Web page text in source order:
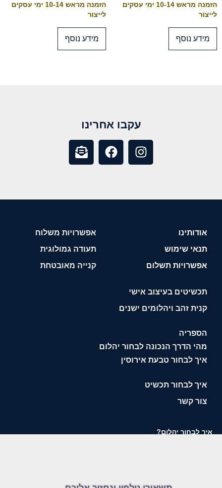
הזמנה מראש 10-14 ימי עסקים
לייצור
מידע נוסף
הזמנה מראש 10-14 ימי עסקים
לייצור
מידע נוסף
עקבו אחרינו
אודותינו
תנאי שימוש
אפשרויות תשלום
אפשרויות משלוח
תעודה גמולוגית
קנייה מאובטחת
תכשיטים בעיצוב אישי
קנית זהב ויהלומים ישנים
הספריה
מהי הדרך הנכונה לבחור יהלום
איך לבחור טבעת אירוסין
איך לבחור תכשיט
צור קשר
איך לבחור יהלום?